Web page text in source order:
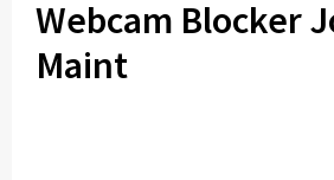
Outdoor & vrije tijd
Technologie & Accessoires
◼ Beurzen
◼ Feestdagen
Webcam Blocker
Maint